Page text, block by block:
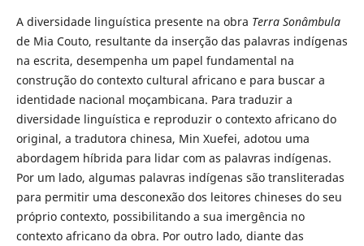
A diversidade linguística presente na obra Terra Sonâmbula
de Mia Couto, resultante da inserção das palavras indígenas
na escrita, desempenha um papel fundamental na
construção do contexto cultural africano e para buscar a
identidade nacional moçambicana. Para traduzir a
diversidade linguística e reproduzir o contexto africano do
original, a tradutora chinesa, Min Xuefei, adotou uma
abordagem híbrida para lidar com as palavras indígenas.
Por um lado, algumas palavras indígenas são transliteradas
para permitir uma desconexão dos leitores chineses do seu
próprio contexto, possibilitando a sua imergência no
contexto africano da obra. Por outro lado, diante das